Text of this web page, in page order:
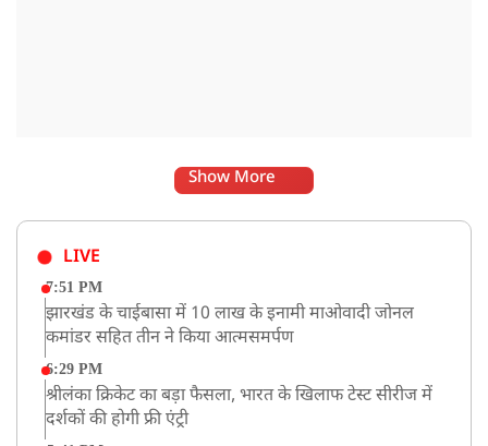
Show More
LIVE
7:51 PM
झारखंड के चाईबासा में 10 लाख के इनामी माओवादी जोनल
कमांडर सहित तीन ने किया आत्मसमर्पण
6:29 PM
श्रीलंका क्रिकेट का बड़ा फैसला, भारत के खिलाफ टेस्ट सीरीज में
दर्शकों की होगी फ्री एंट्री